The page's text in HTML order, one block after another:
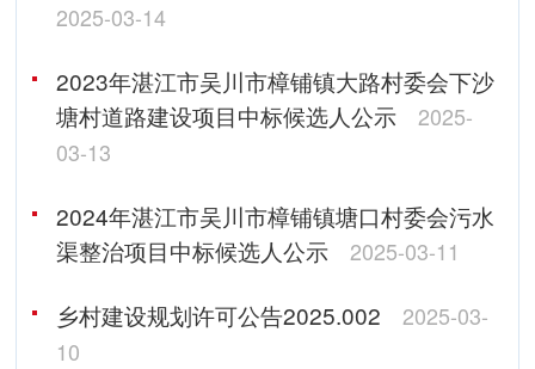
2025-03-14
2023年湛江市吴川市樟铺镇大路村委会下沙
塘村道路建设项目中标候选人公示
2025-
03-13
2024年湛江市吴川市樟铺镇塘口村委会污水
渠整治项目中标候选人公示
2025-03-11
乡村建设规划许可公告2025.002
2025-03-
10